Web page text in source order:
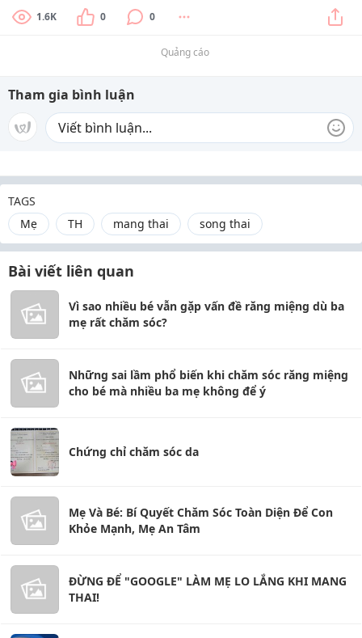
1.6K 0 0
Quảng cáo
Tham gia bình luận
TAGS
Mẹ
TH mang thai song thai
Bài viết liên quan
Vì sao nhiều bé vẫn gặp vấn đề răng miệng dù ba
mẹ rất chăm sóc?
Những sai lầm phổ biến khi chăm sóc răng miệng
cho bé mà nhiều ba mẹ không để ý
Chứng chỉ chăm sóc da
Mẹ Và Bé: Bí Quyết Chăm Sóc Toàn Diện Để Con
Khỏe Mạnh, Mẹ An Tâm
ĐỪNG ĐỂ "GOOGLE" LÀM MẸ LO LẮNG KHI MANG
THAI!